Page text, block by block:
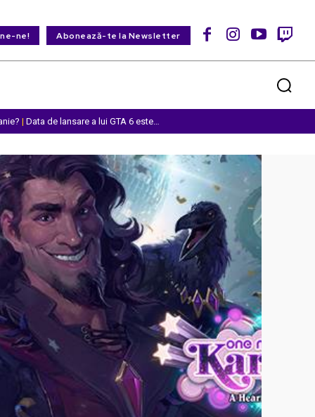
ne! Abonează-te la Newsletter
| Data de lansare a lui GTA 6 este…